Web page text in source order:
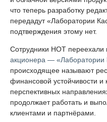
что теперь разработку
передадут «Лаборатории
подтверждения этому нет.
Сотрудники НОТ переехали
акционера — «Лаборатории
происходящее называют
финансовой устойчивости
перспективных
продолжает работать и
клиентами и партнёрами.